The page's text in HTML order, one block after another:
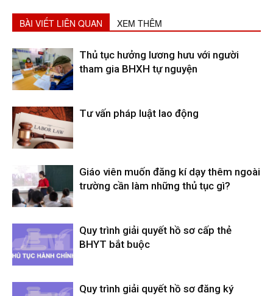
BÀI VIẾT LIÊN QUAN XEM THÊM
Thủ tục hưởng lương hưu với người
tham gia BHXH tự nguyện
Tư vấn pháp luật lao động
Giáo viên muốn đăng kí dạy thêm ngoài
trường cần làm những thủ tục gì?
Quy trình giải quyết hồ sơ cấp thẻ
BHYT bắt buộc
Quy trình giải quyết hồ sơ đăng ký